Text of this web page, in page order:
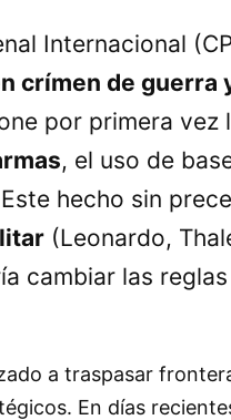
Internacional
crímen de guerra
por primera vez
, el uso de
hecho sin
(Leonardo,
cambiar las
a traspasar
En días